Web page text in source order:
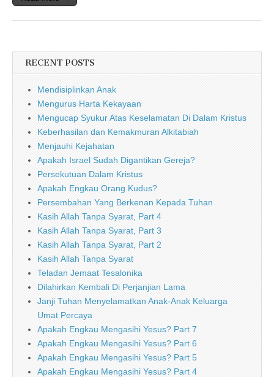
RECENT POSTS
Mendisiplinkan Anak
Mengurus Harta Kekayaan
Mengucap Syukur Atas Keselamatan Di Dalam Kristus
Keberhasilan dan Kemakmuran Alkitabiah
Menjauhi Kejahatan
Apakah Israel Sudah Digantikan Gereja?
Persekutuan Dalam Kristus
Apakah Engkau Orang Kudus?
Persembahan Yang Berkenan Kepada Tuhan
Kasih Allah Tanpa Syarat, Part 4
Kasih Allah Tanpa Syarat, Part 3
Kasih Allah Tanpa Syarat, Part 2
Kasih Allah Tanpa Syarat
Teladan Jemaat Tesalonika
Dilahirkan Kembali Di Perjanjian Lama
Janji Tuhan Menyelamatkan Anak-Anak Keluarga
Umat Percaya
Apakah Engkau Mengasihi Yesus? Part 7
Apakah Engkau Mengasihi Yesus? Part 6
Apakah Engkau Mengasihi Yesus? Part 5
Apakah Engkau Mengasihi Yesus? Part 4